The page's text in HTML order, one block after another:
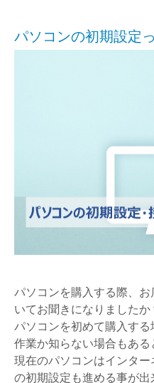
パソコンの初期設定
パソコンを購入する際、
いてお聞きになりましたか
パソコンを初めて購入す
作業か知らない場合もある
現在のパソコンはインタ
の初期設定も進める事が出